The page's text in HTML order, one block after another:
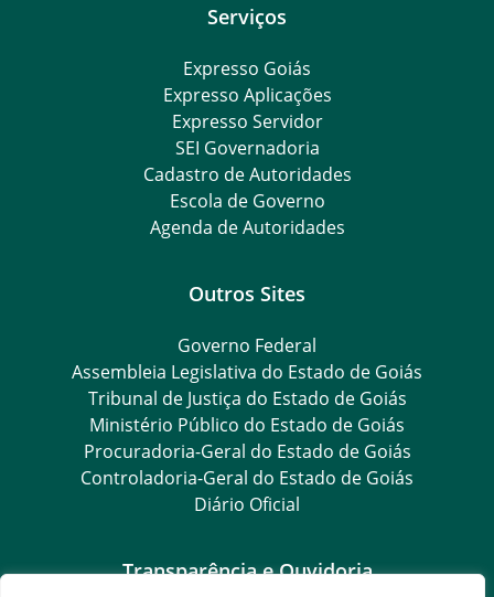
Serviços
Expresso Goiás
Expresso Aplicações
Expresso Servidor
SEI Governadoria
Cadastro de Autoridades
Escola de Governo
Agenda de Autoridades
Outros Sites
Governo Federal
Assembleia Legislativa do Estado de Goiás
Tribunal de Justiça do Estado de Goiás
Ministério Público do Estado de Goiás
Procuradoria-Geral do Estado de Goiás
Controladoria-Geral do Estado de Goiás
Diário Oficial
Transparência e Ouvidoria